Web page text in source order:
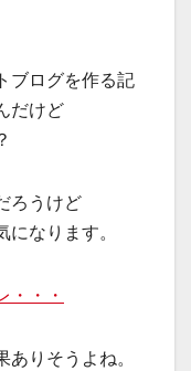
ブログを作る記
だけど
ろうけど
なります。
・・・
りそうよね。